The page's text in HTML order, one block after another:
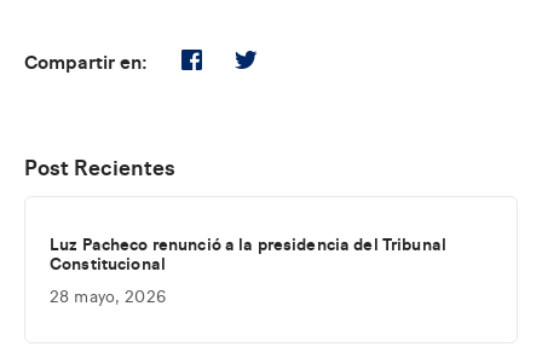
Compartir en:
Post Recientes
Luz Pacheco renunció a la presidencia del Tribunal
Constitucional
28 mayo, 2026